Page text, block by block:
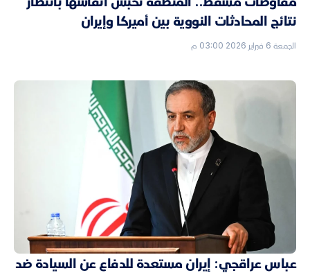
نتائج المحادثات النووية بين أميركا وإيران
الجمعة 6 فبراير 2026 03:00 م
عباس عراقجي: إيران مستعدة للدفاع عن السيادة ضد